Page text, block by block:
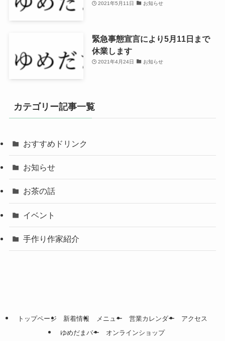
2021年5月11日 お知らせ
緊急事態宣言により5月11日まで
休業します
2021年4月24日 お知らせ
カテゴリー記事一覧
おすすめドリンク
お知らせ
お茶の話
イベント
手作り作家紹介
トップページ 新着情報 メニュー 営業カレンダー
アクセス
ゆめだまバー
オンラインショップ